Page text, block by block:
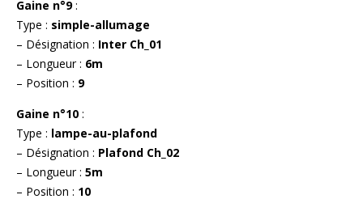
Gaine n°9:
Type : simple-allumage
– Désignation : Inter Ch_01
– Longueur : 6m
– Position : 9
Gaine n°10 :
Type : lampe-au-plafond
– Désignation : Plafond Ch_02
– Longueur : 5m
– Position : 10